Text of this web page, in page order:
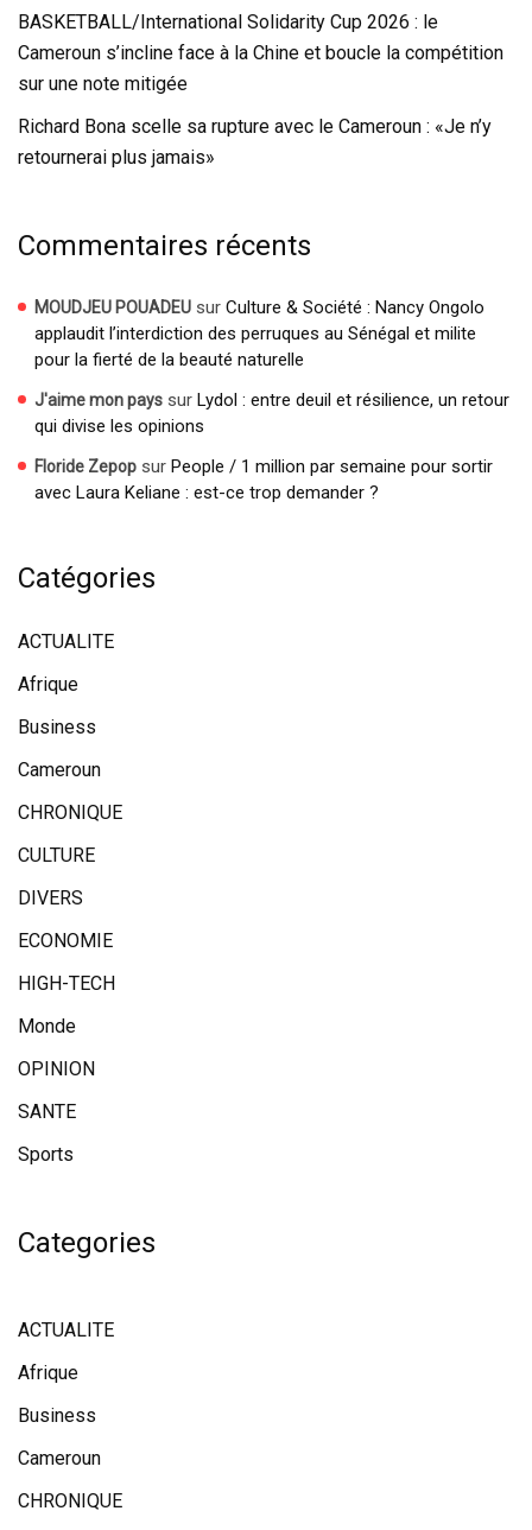
BASKETBALL/International Solidarity Cup 2026 : le
Cameroun s’incline face à la Chine et boucle la compétition
sur une note mitigée
Richard Bona scelle sa rupture avec le Cameroun : «Je n’y
retournerai plus jamais»
Commentaires récents
MOUDJEU POUADEU sur Culture & Société : Nancy Ongolo
applaudit l’interdiction des perruques au Sénégal et milite
pour la fierté de la beauté naturelle
J'aime mon pays sur Lydol : entre deuil et résilience, un retour
qui divise les opinions
Floride Zepop sur People / 1 million par semaine pour sortir
avec Laura Keliane : est-ce trop demander ?
Catégories
ACTUALITE
Afrique
Business
Cameroun
CHRONIQUE
CULTURE
DIVERS
ECONOMIE
HIGH-TECH
Monde
OPINION
SANTE
Sports
Categories
ACTUALITE
Afrique
Business
Cameroun
CHRONIQUE